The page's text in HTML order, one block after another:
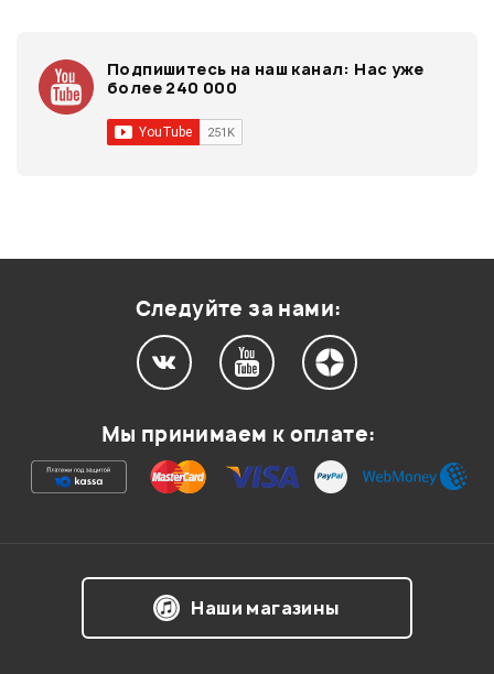
Подпишитесь на наш канал: Нас уже
более 240 000
Следуйте за нами:
Мы принимаем к оплате:
Наши магазины